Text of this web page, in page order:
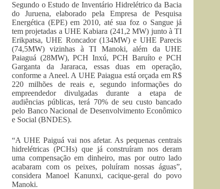
Segundo o Estudo de Inventário Hidrelétrico da Bacia
do Juruena, elaborado pela Empresa de Pesquisa
Energética (EPE) em 2010, até sua foz o Sangue já
tem projetadas a UHE Kabiara (241,2 MW) junto à TI
Erikpatsa, UHE Roncador (134MW) e UHE Parecis
(74,5MW) vizinhas à TI Manoki, além da UHE
Paiaguá (28MW), PCH Inxú, PCH Baruíto e PCH
Garganta da Jararaca, essas duas em operação,
conforme a Aneel. A UHE Paiagua está orçada em R$
220 milhões de reais e, segundo informações do
empreendedor divulgadas durante a etapa de
audiências públicas, terá 70% de seu custo bancado
pelo Banco Nacional de Desenvolvimento Econômico
e Social (BNDES).
“A UHE Paiguá vai nos afetar. As pequenas centrais
hidrelétricas (PCHs) que já construíram nos deram
uma compensação em dinheiro, mas por outro lado
acabaram com os peixes, poluíram nossas águas”,
considera Manoel Kanunxi, cacique-geral do povo
Manoki.